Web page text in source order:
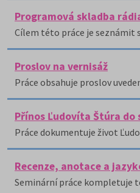
Programová skladba
Cílem této práce je seznámit
Proslov na vernisáž
Práce obsahuje proslov
Přínos Ľudovíta Štúra do
Práce dokumentuje život
Recenze, anotace a
Seminární práce kompletuje